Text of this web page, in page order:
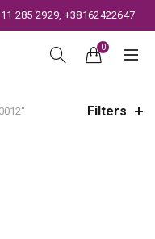
285 2929, +38162422647
0
Filters